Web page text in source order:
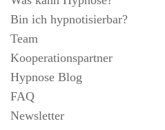
Bin ich hypnotisierbar?
Team
Kooperationspartner
Hypnose Blog
FAQ
Newsletter